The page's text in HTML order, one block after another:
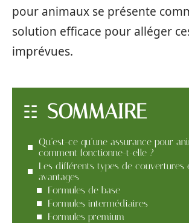
pour animaux se présente
solution efficace pour alléger
imprévues.
SOMMAIRE
Qu’est-ce qu’une assurance pour
comment fonctionne-t-elle ?
Les différents types de couvertures
avantages
Formules de base
Formules intermédiaires
Formules premium